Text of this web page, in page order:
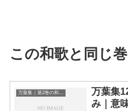
この和歌と同じ
万葉集
み｜意